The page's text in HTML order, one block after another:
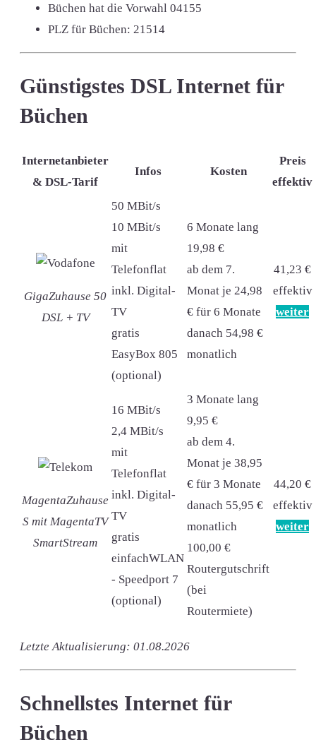
Büchen hat die Vorwahl 04155
PLZ für Büchen: 21514
Günstigstes DSL Internet für
Büchen
Internetanbieter
& DSL-Tarif
Infos Kosten
Preis
effektiv
GigaZuhause 50
DSL + TV
50 MBit/s
10 MBit/s
mit
Telefonflat
inkl. Digital-
TV
gratis
EasyBox 805
(optional)
6 Monate lang
19,98 €
ab dem 7.
Monat je 24,98
€ für 6 Monate
danach 54,98 €
monatlich
41,23 €
effektiv
weiter
MagentaZuhause
S mit MagentaTV
SmartStream
16 MBit/s
2,4 MBit/s
mit
Telefonflat
inkl. Digital-
TV
gratis
einfachWLAN
- Speedport 7
(optional)
3 Monate lang
9,95 €
ab dem 4.
Monat je 38,95
€ für 3 Monate
danach 55,95 €
monatlich
100,00 €
Routergutschrift
(bei
Routermiete)
44,20 €
effektiv
weiter
Letzte Aktualisierung: 01.08.2026
Schnellstes Internet für
Büchen